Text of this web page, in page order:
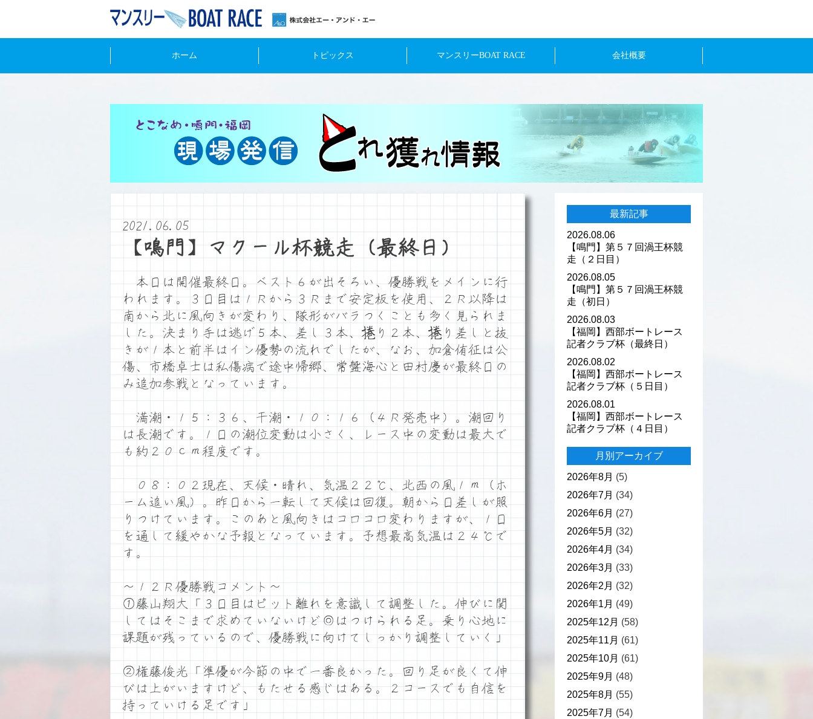
ホーム トピックス マンスリーBOAT RACE 会社概要
2021.06.05
【鳴門】マクール杯競走（最終日）
本日は開催最終日。ベスト６が出そろい、優勝戦をメインに行
われます。３日目は１Ｒから３Ｒまで安定板を使用、２Ｒ以降は
南から北に風向きが変わり、隊形がバラつくことも多く見られま
した。決まり手は逃げ５本、差し３本、捲り２本、捲り差しと抜
きが１本と前半はイン優勢の流れでしたが、なお、加倉侑征は公
傷、市橋卓士は私傷病で途中帰郷、常盤海心と田村慶が最終日の
み追加参戦となっています。
満潮・１５：３６、干潮・１０：１６（４Ｒ発売中）。潮回り
は長潮です。１日の潮位変動は小さく、レース中の変動は最大で
も約２０ｃｍ程度です。
０８：０２現在、天候・晴れ、気温２２℃、北西の風１ｍ（ホ
ーム追い風）。昨日から一転して天候は回復。朝から日差しが照
りつけています。このあと風向きはコロコロ変わりますが、１日
を通して緩やかな予報となっています。予想最高気温は２４℃で
す。
～１２Ｒ優勝戦コメント～
①藤山翔大「３日目はピット離れを意識して調整した。伸びに関
してはそこまで求めていないけど◎はつけられる足。乗り心地に
課題が残っているので、優勝戦に向けてしっかり調整していく」
②権藤俊光「準優が今節の中で一番良かった。回り足が良くて伸
びは上がいますけど、もたせる感じはある。２コースでも自信を
持っていける足です」
最新記事
2026.08.06
【鳴門】第５７回渦王杯競
走（２日目）
2026.08.05
【鳴門】第５７回渦王杯競
走（初日）
2026.08.03
【福岡】西部ボートレース
記者クラブ杯（最終日）
2026.08.02
【福岡】西部ボートレース
記者クラブ杯（５日目）
2026.08.01
【福岡】西部ボートレース
記者クラブ杯（４日目）
月別アーカイブ
2026年8月 (5)
2026年7月 (34)
2026年6月 (27)
2026年5月 (32)
2026年4月 (34)
2026年3月 (33)
2026年2月 (32)
2026年1月 (49)
2025年12月 (58)
2025年11月 (61)
2025年10月 (61)
2025年9月 (48)
2025年8月 (55)
2025年7月 (54)